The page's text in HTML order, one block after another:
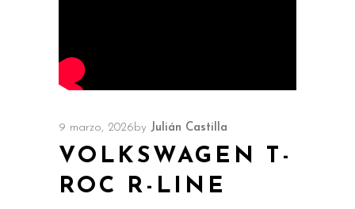
9 marzo, 2026 by Julián Castilla
VOLKSWAGEN T-
ROC R-LINE